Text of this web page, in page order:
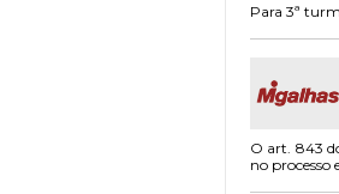
Para 3ª
O art. 843
no processo